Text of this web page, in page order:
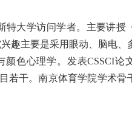
特大学访问学者。主要讲授
趣主要是采用眼动、脑电、
色心理学。发表CSSCI论
若干。南京体育学院学术骨